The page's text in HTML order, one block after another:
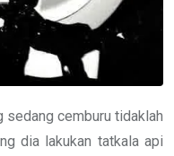
sedang cemburu tidaklah
dia lakukan tatkala api